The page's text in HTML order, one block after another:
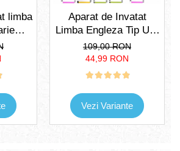
limba
Aparat de Invatat
Limba Engleza Tip Urs
cu 112 Carduri Pentru
Copii.Dispozitiv cu
Functie Vocala. Roz /
109,00 RON
44,99 RON
Vezi Variante